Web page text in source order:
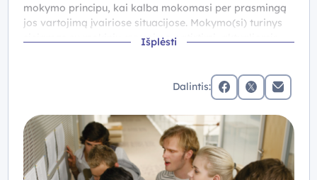
Išplėsti
mokymo principu, kai kalba mokomasi per prasmingą
jos vartojimą įvairiose situacijose. Mokymo(si) turinys
siejamas su mokinių gyvenimo patirtimi, aktualiomis
veiklos ir vaidmenų žaidimai skatina mokinius aktyviai
vartoti kalbą, bendradarbiauti, reikšti nuomonę ir
argumentuoti savo požiūrį.
Vadovėliuose daug dėmesio skiriama mokinių kritinio
mąstymo ir savarankiško mokymosi gebėjimų ugdymui.
Skyriai „Active Reading“, „Active Listening“ ir „Exam
Strategies“ padeda mokiniams taikyti įvairias
Dalintis:
facebookx (twitter)